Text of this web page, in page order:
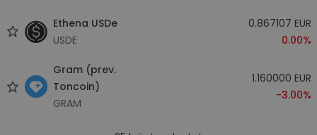
Ethena USDe
USDE
0.867107 EUR
0.00%
Gram (prev.
Toncoin)
GRAM
1.160000 EUR
-3.00%